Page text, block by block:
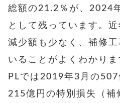
総額の21.2％が、2024
として残っています。
減少額も少なく、補修
いることがよくわかりま
PLでは2019年3月の
215億円の特別損失（補